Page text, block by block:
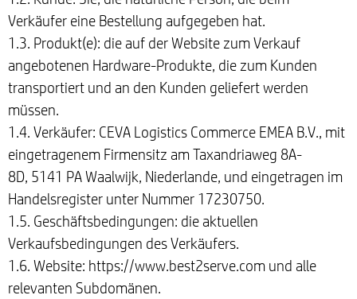
Verkäufer eine Bestellung aufgegeben hat.
1.3. Produkt(e): die auf der Website zum Verkauf
angebotenen Hardware-Produkte, die zum Kunden
transportiert und an den Kunden geliefert werden
müssen.
1.4. Verkäufer: CEVA Logistics Commerce EMEA B.V., mit
eingetragenem Firmensitz am Taxandriaweg 8A-
8D, 5141 PA Waalwijk, Niederlande, und eingetragen im
Handelsregister unter Nummer 17230750.
1.5. Geschäftsbedingungen: die aktuellen
Verkaufsbedingungen des Verkäufers.
1.6. Website: https://www.best2serve.com und alle
relevanten Subdomänen.